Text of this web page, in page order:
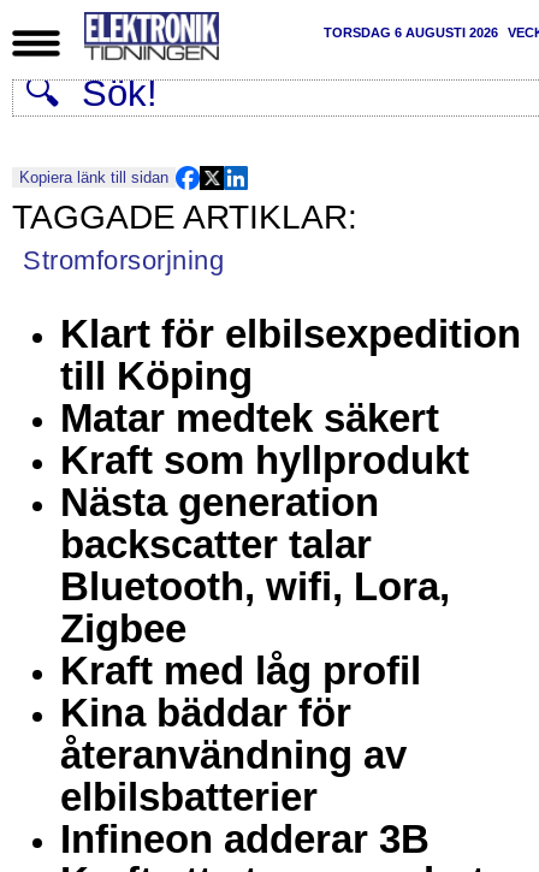
TORSDAG 6 AUGUSTI 2026
Kopiera länk till sidan
Stromforsorjning
Klart för elbilsexpedition
till Köping
Matar medtek säkert
Kraft som hyllprodukt
Nästa generation
backscatter talar
Bluetooth, wifi, Lora,
Zigbee
Kraft med låg profil
Kina bäddar för
återanvändning av
elbilsbatterier
Infineon adderar 3B